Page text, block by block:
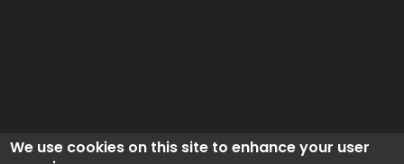
We use cookies on this site to enhance your user